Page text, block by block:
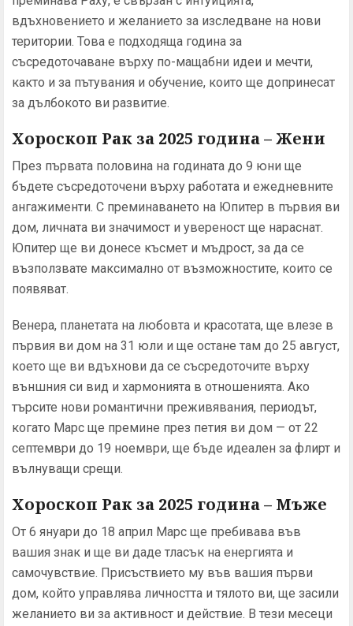
вдъхновението и желанието за изследване на нови
територии. Това е подходяща година за
съсредоточаване върху по-мащабни идеи и мечти,
както и за пътувания и обучение, които ще допринесат
за дълбокото ви развитие.
Хороскоп Рак за 2025 година – Жени
През първата половина на годината до 9 юни ще
бъдете съсредоточени върху работата и ежедневните
ангажименти. С преминаването на Юпитер в първия ви
дом, личната ви значимост и увереност ще нараснат.
Юпитер ще ви донесе късмет и мъдрост, за да се
възползвате максимално от възможностите, които се
появяват.
Венера, планетата на любовта и красотата, ще влезе в
първия ви дом на 31 юли и ще остане там до 25 август,
което ще ви вдъхнови да се съсредоточите върху
външния си вид и хармонията в отношенията. Ако
търсите нови романтични преживявания, периодът,
когато Марс ще премине през петия ви дом — от 22
септември до 19 ноември, ще бъде идеален за флирт и
вълнуващи срещи.
Хороскоп Рак за 2025 година – Мъже
От 6 януари до 18 април Марс ще пребивава във
вашия знак и ще ви даде тласък на енергията и
самочувствие. Присъствието му във вашия първи
дом, който управлява личността и тялото ви, ще засили
желанието ви за активност и действие. В тези месеци